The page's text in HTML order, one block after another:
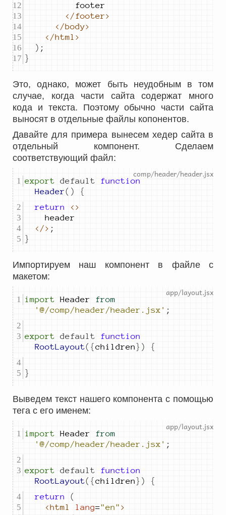
footer
</footer>
</body>
</html>
) ;
}
Это, однако, может быть неудобным в том
случае, когда части сайта содержат много
кода и текста. Поэтому обычно части сайта
выносят в отдельные файлы копонентов.
Давайте для примера вынесем хедер сайта в
отдельный компонент. Сделаем
соответствующий файл:
export default
function
Header()
{
return
<>
header
</> ;
}
Импортируем наш компонент в файле с
макетом:
import Header
from
'@/comp/header/header.jsx' ;
export default
function
RootLayout({children}) {
}
Выведем текст нашего компонента с помощью
тега с его именем:
import Header
from
'@/comp/header/header.jsx' ;
export default
function
RootLayout({children})
{
return
(
<html
lang="en" >